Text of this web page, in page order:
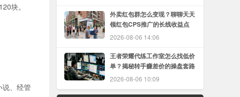
块。
、经管
外卖红包群怎么变现？聊聊天天
领红包CPS推广的长线收益点
2026-08-06 14:06
王者荣耀代练工作室怎么找低价
单？揭秘转手赚差价的操盘套路
2026-08-06 10:09